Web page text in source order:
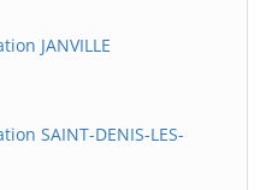
JANVILLE
SAINT-DENIS-LES-